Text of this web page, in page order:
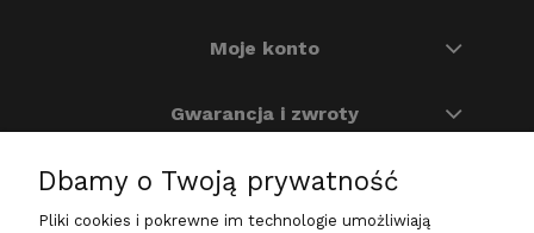
Moje konto
Gwarancja i zwroty
O nas
Dbamy o Twoją prywatność
Pliki cookies i pokrewne im technologie umożliwiają